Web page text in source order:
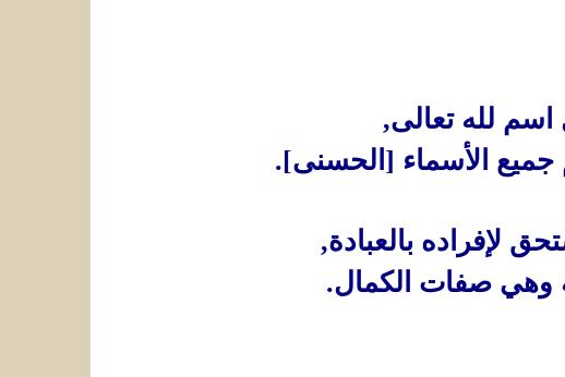
اسم لله تعالى,
الأسماء [الحسنى].
لإفراده بالعبادة,
وهي صفات الكمال.